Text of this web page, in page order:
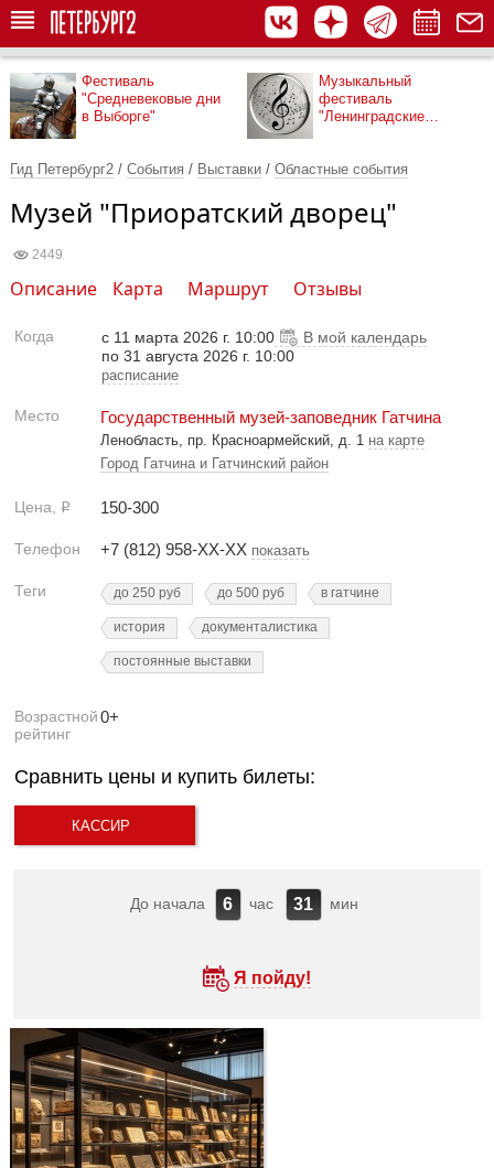
Фестиваль
"Средневековые дни
в Выборге"
Музыкальный
фестиваль
"Ленинградские
Гид Петербург2 / События / Выставки / Областные события
Музей "Приоратский дворец"
2449
Описание Карта Маршрут Отзывы
Когда с 11 марта 2026 г. 10:00
В мой календарь
по 31 августа 2026 г. 10:00
расписание
Место Государственный музей-заповедник Гатчина
Ленобласть, пр. Красноармейский, д. 1 на карте
Город Гатчина и Гатчинский район
Цена, Р 150-300
Телефон +7 (812) 958-XX-XX показать
Теги до 250 руб до 500 руб в гатчине
история документалистика
постоянные выставки
Возрастной
рейтинг
0+
Сравнить цены и купить билеты:
КАССИР
До начала 6 час 31 мин
Я пойду!